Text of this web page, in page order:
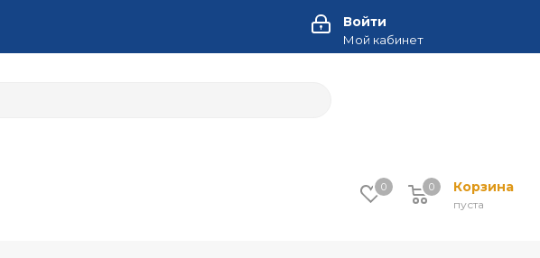
Войти
Мой кабинет
0 Корзина
пуста
0